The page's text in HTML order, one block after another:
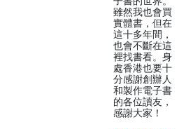
雖然我也會買
實體書，但在
這十多年間，
也會不斷在這
裡找書看。身
處香港也要十
分感謝創辦人
和製作電子書
的各位讀友，
感謝大家！